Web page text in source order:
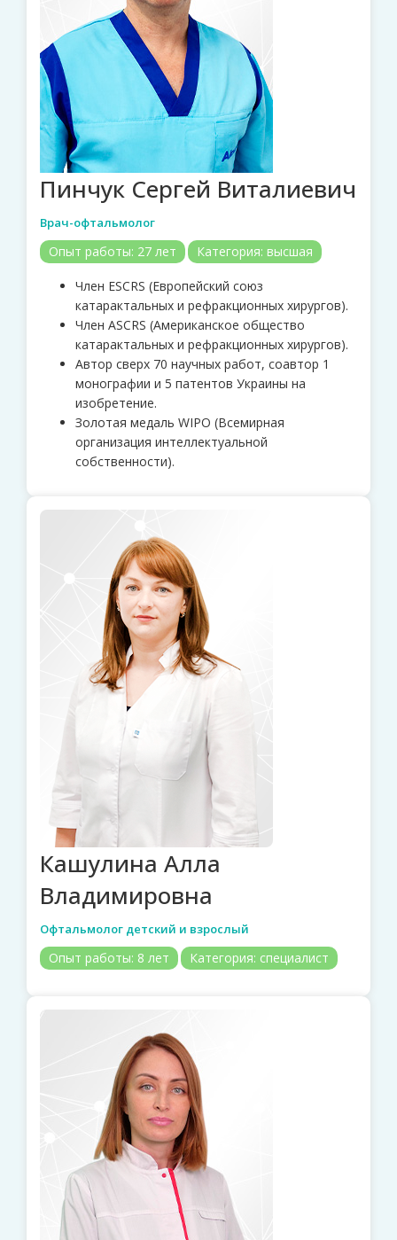
Пинчук Сергей Виталиевич
Врач-офтальмолог
Опыт работы: 27 лет Категория: высшая
Член ESCRS (Европейский союз
катарактальных и рефракционных хирургов).
Член АSCRS (Американское общество
катарактальных и рефракционных хирургов).
Автор сверх 70 научных работ, соавтор 1
монографии и 5 патентов Украины на
изобретение.
Золотая медаль WIPO (Всемирная
организация интеллектуальной
собственности).
Кашулина Алла
Владимировна
Офтальмолог детский и взрослый
Опыт работы: 8 лет Категория: специалист